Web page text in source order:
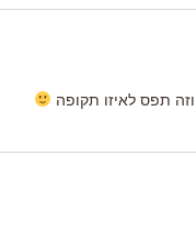
תפס לאיזו תקופה